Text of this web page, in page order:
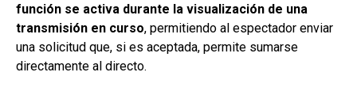
función se activa durante la visualización de una
transmisión en curso, permitiendo al espectador enviar
una solicitud que, si es aceptada, permite sumarse
directamente al directo.